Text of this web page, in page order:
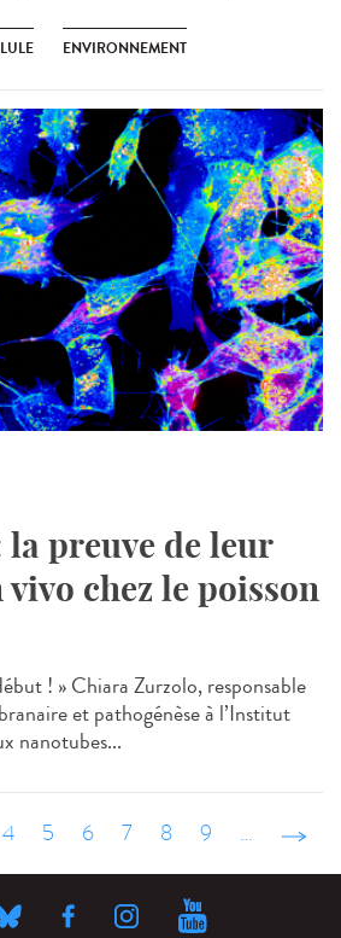
ENVIRONNEMENT
la preuve de leur
chez le poisson
! » Chiara Zurzolo, responsable
et pathogénèse à l’Institut
nanotubes...
4 5 6 7 8 9 …